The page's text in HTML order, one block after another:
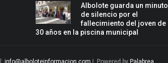
Albolote guarda un minuto
de silencio por el
fallecimiento del joven de
30 años en la piscina municipal
info@alboloteinformacion.com |. Powered byPalabrea